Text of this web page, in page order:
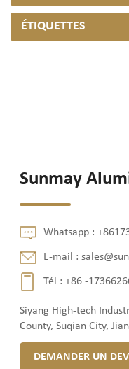
ÉTIQUETTES
Sunmay
Whatsapp :
E-mail :
Tél :+86 -
Siyang High-tech
County, Suqian City,
DEMANDER UN